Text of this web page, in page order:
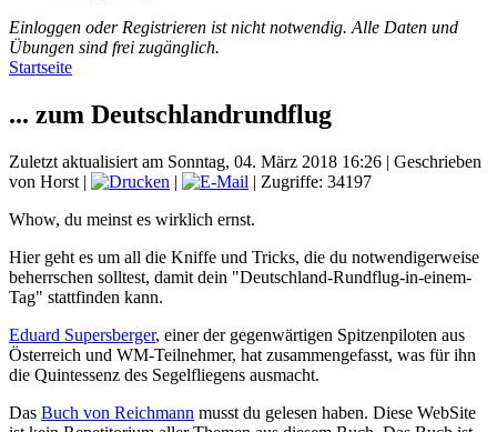
Einloggen oder Registrieren ist nicht notwendig. Alle Daten und
Übungen sind frei zugänglich.
Startseite
... zum Deutschlandrundflug
Zuletzt aktualisiert am Sonntag, 04. März 2018 16:26 | Geschrieben
von Horst | |
| Zugriffe: 34197
Whow, du meinst es wirklich ernst.
Hier geht es um all die Kniffe und Tricks, die du notwendigerweise
beherrschen solltest, damit dein "Deutschland-Rundflug-in-einem-
Tag" stattfinden kann.
Eduard Supersberger, einer der gegenwärtigen Spitzenpiloten aus
Österreich und WM-Teilnehmer, hat zusammengefasst, was für ihn
die Quintessenz des Segelfliegens ausmacht.
Das Buch von Reichmann musst du gelesen haben. Diese WebSite